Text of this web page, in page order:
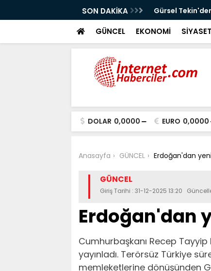
SON DAKİKA Gürsel
GÜNCEL EKONOMİ SİYASET
DOLAR 0,0000 EURO 0,0000
Anasayfa GÜNCEL Erdoğan'dan
GÜNCEL
Giriş Tarihi : 31-12-2025 13:20
Erdoğan'dan
Cumhurbaşkanı Recep Tayyip
yayınladı. Terörsüz Türkiye
memleketlerine dönüşünden